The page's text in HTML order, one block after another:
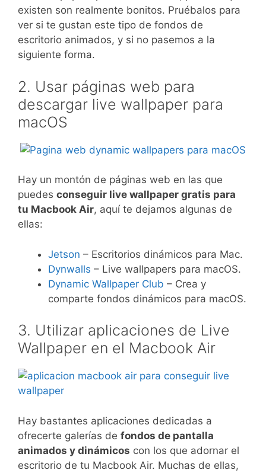
existen son realmente bonitos. Pruébalos para
ver si te gustan este tipo de fondos de
escritorio animados, y si no pasemos a la
siguiente forma.
2. Usar páginas web para
descargar live wallpaper para
macOS
Hay un montón de páginas web en las que
puedes conseguir live wallpaper gratis para
tu Macbook Air, aquí te dejamos algunas de
ellas:
Jetson – Escritorios dinámicos para Mac.
Dynwalls – Live wallpapers para macOS.
Dynamic Wallpaper Club – Crea y
comparte fondos dinámicos para macOS.
3. Utilizar aplicaciones de Live
Wallpaper en el Macbook Air
Hay bastantes aplicaciones dedicadas a
ofrecerte galerías de fondos de pantalla
animados y dinámicos con los que adornar el
escritorio de tu Macbook Air. Muchas de ellas,